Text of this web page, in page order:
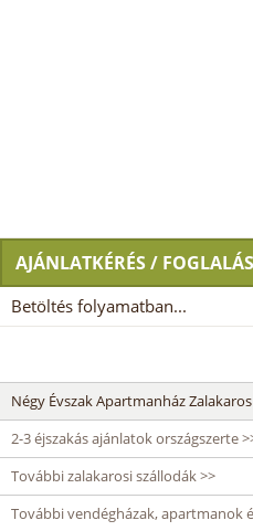
AJÁNLATKÉRÉS / FOGLALÁS
Betöltés folyamatban...
Négy Évszak Apartmanház
2-3 éjszakás ajánlatok országszerte
További zalakarosi szállodák >>
További vendégházak, apartmanok